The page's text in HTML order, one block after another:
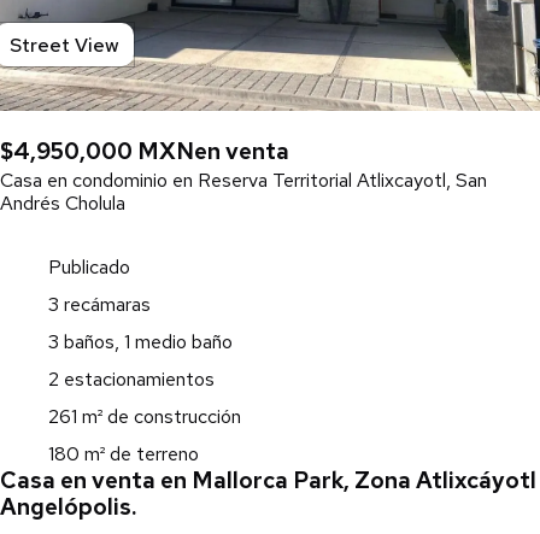
Street View
$4,950,000 MXNen venta
Casa en condominio en Reserva Territorial Atlixcayotl, San
Andrés Cholula
Publicado
3 recámaras
3 baños, 1 medio baño
2 estacionamientos
261 m² de construcción
180 m² de terreno
Casa en venta en Mallorca Park, Zona Atlixcáyotl
Angelópolis.